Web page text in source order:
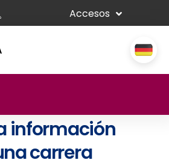
Accesos
información
carrera